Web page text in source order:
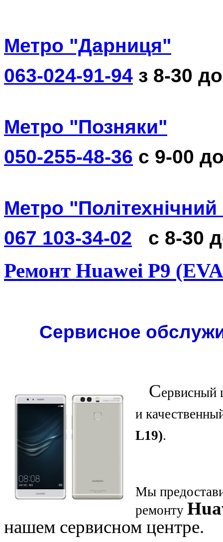
Метро "Дарниця"
063-024-91-94 з 8-30
Метро "Позняки"
050-255-48-36 с 9-00
Метро "Політехнічний
067 103-34-02
с 8-30
Ремонт Huawei P9
Сервисное
Сервисный
и
L19).
Мы
ремонту
нашем сервисном центре.